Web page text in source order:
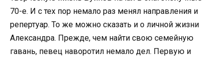
70-е. И с тех пор немало раз менял направления и
репертуар. То же можно сказать и о личной жизни
Александра. Прежде, чем найти свою семейную
гавань, певец наворотил немало дел. Первую и